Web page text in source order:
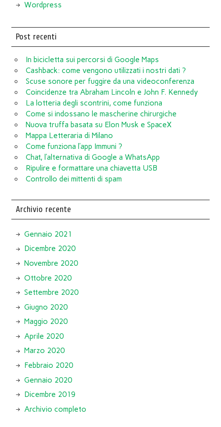
Wordpress
Post recenti
In bicicletta sui percorsi di Google Maps
Cashback: come vengono utilizzati i nostri dati ?
Scuse sonore per fuggire da una videoconferenza
Coincidenze tra Abraham Lincoln e John F. Kennedy
La lotteria degli scontrini, come funziona
Come si indossano le mascherine chirurgiche
Nuova truffa basata su Elon Musk e SpaceX
Mappa Letteraria di Milano
Come funziona l’app Immuni ?
Chat, l’alternativa di Google a WhatsApp
Ripulire e formattare una chiavetta USB
Controllo dei mittenti di spam
Archivio recente
Gennaio 2021
Dicembre 2020
Novembre 2020
Ottobre 2020
Settembre 2020
Giugno 2020
Maggio 2020
Aprile 2020
Marzo 2020
Febbraio 2020
Gennaio 2020
Dicembre 2019
Archivio completo